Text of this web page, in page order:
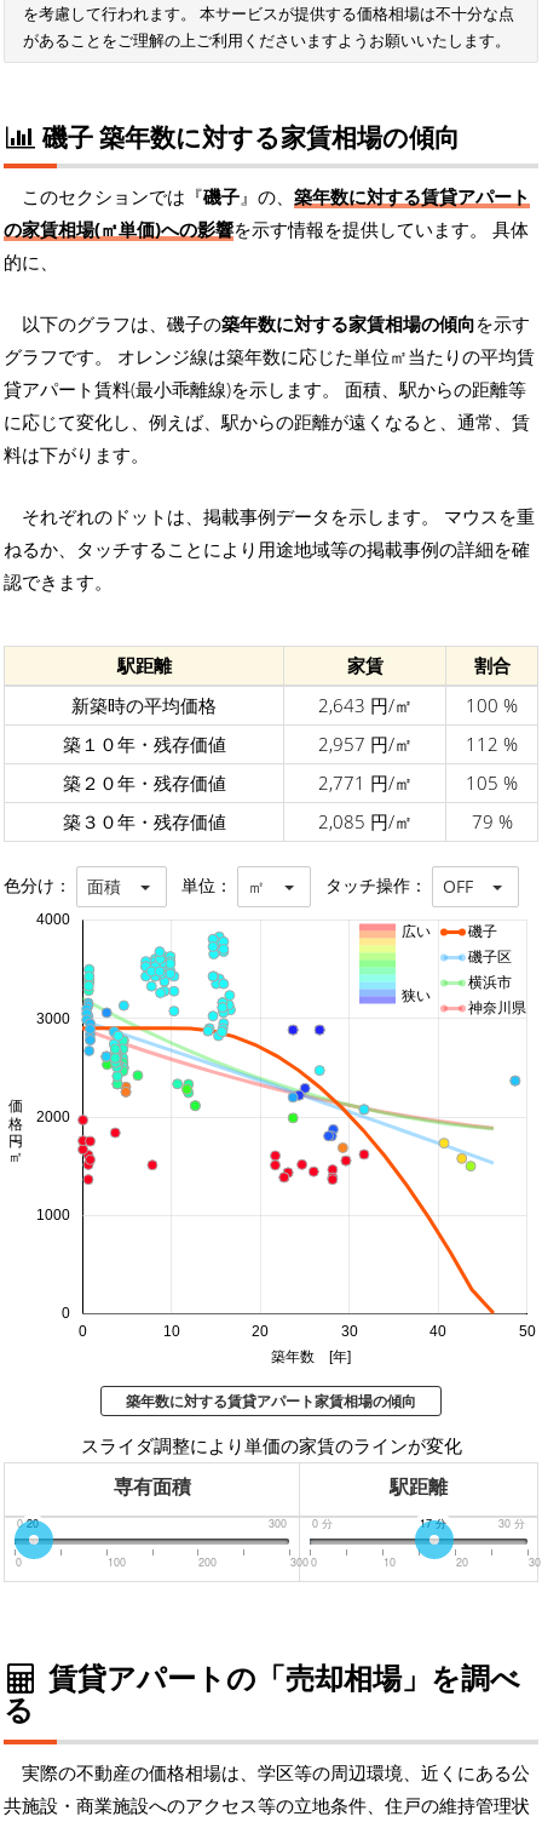
を考慮して行われます。 本サービスが提供する価格相場は不十分な点
があることをご理解の上ご利用くださいますようお願いいたします。
磯子 築年数に対する家賃相場の傾向
このセクションでは『磯子』の、 築年数に対する賃貸アパート
の家賃相場(㎡単価)への影響を示す情報を提供しています。 具体
的に、
以下のグラフは、磯子の築年数に対する家賃相場の傾向を示す
グラフです。 オレンジ線は築年数に応じた単位㎡当たりの平均賃
貸アパート賃料(最小乖離線)を示します。 面積、駅からの距離等
に応じて変化し、例えば、駅からの距離が遠くなると、通常、賃
料は下がります。
それぞれのドットは、掲載事例データを示します。 マウスを重
ねるか、タッチすることにより用途地域等の掲載事例の詳細を確
認できます。
駅距離 家賃
割合
新築時の平均価格
2,643 円/㎡
100 %
築１０年・残存価値
2,957 円/㎡
112 %
築２０年・残存価値
2,771 円/㎡
105 %
築３０年・残存価値
2,085 円/㎡ 79 %
色分け： 面積 単位： ㎡ タッチ操作： OFF
0 10 20 30 40 50
0
1000
2000
3000
4000
築年数 [年]
価格 円/㎡
磯子
磯子区
横浜市
神奈川県
広い
狭い
築年数に対する賃貸アパート家賃相場の傾向
スライダ調整により単価の家賃のラインが変化
専有面積 駅距離
0 300
20
0 100 200 300
0分 30分
17分
0 10 20 30
賃貸アパートの「売却相場」を調べ
る
実際の不動産の価格相場は、学区等の周辺環境、近くにある公
共施設・商業施設へのアクセス等の立地条件、住戸の維持管理状